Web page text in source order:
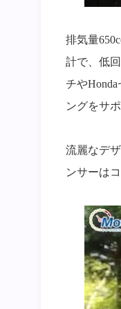
排気量
計で、低
チや
ングをサ
流麗なデ
ンサーは